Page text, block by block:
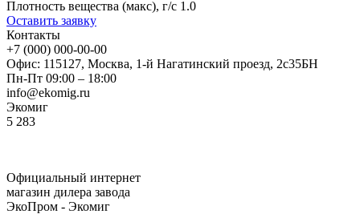
Плотность вещества (макс), г/с 1.0
Оставить заявку
Контакты
+7 (000) 000-00-00
Офис: 115127, Москва, 1-й Нагатинский проезд, 2с35БН
Пн-Пт 09:00 – 18:00
info@ekomig.ru
Экомиг
5 283
Официальный интернет
магазин дилера завода
ЭкоПром - Экомиг